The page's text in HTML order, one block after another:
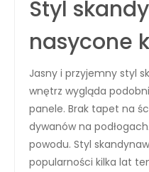
Styl
nasycone
Jasny i przyjemny styl
wnętrz wygląda
panele. Brak tapet na
dywanów na
powodu. Styl
popularności kilka lat